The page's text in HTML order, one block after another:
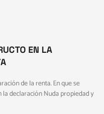
EN LA
de la renta. En que se
declaración Nuda propiedad y